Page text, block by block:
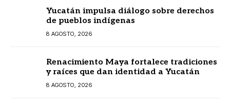
Yucatán impulsa diálogo sobre derechos
de pueblos indígenas
8 AGOSTO, 2026
Renacimiento Maya fortalece tradiciones
y raíces que dan identidad a Yucatán
8 AGOSTO, 2026